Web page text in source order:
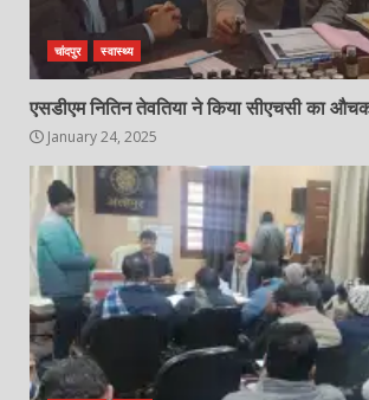
चांदपुर स्वास्थ्य
एसडीएम नितिन तेवतिया ने किया सीएचसी का औचक
January 24, 2025